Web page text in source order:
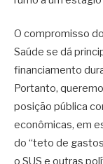
O compromisso
Saúde se dá
financiamento
Portanto,
posição pública
econômicas, em
do “teto de
o SUS e outras